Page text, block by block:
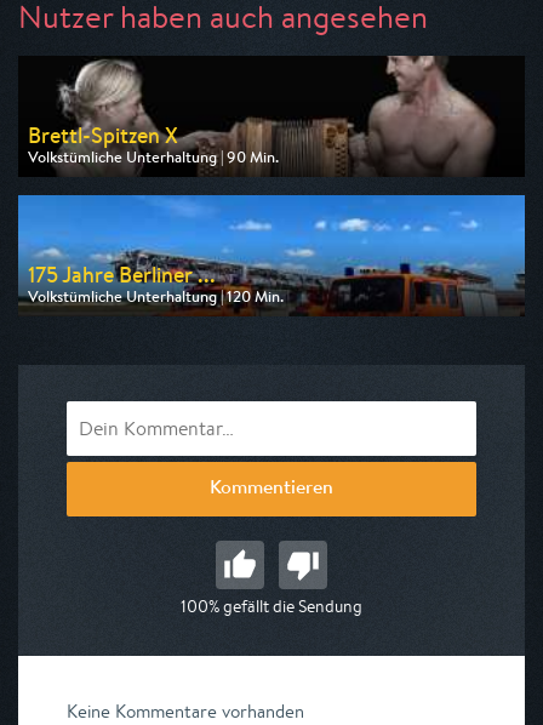
Nutzer haben auch angesehen
Brettl-Spitzen X
Volkstümliche Unterhaltung | 90 Min.
Ausgestrahlt von BR
am 09.08.2026, 20:15
175 Jahre Berliner ...
Volkstümliche Unterhaltung | 120 Min.
Ausgestrahlt von rbb
Kommentieren
100% gefällt die Sendung
Keine Kommentare vorhanden